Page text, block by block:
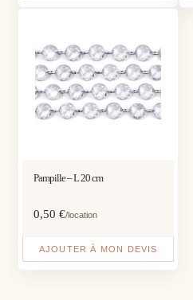
Pampille – L 20 cm
0,50€/location
AJOUTER À MON DEVIS